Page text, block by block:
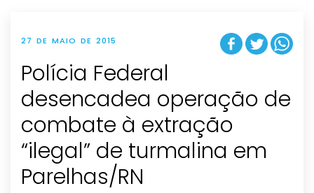
27 DE MAIO DE 2015
Polícia Federal
desencadea operação de
combate à extração
“ilegal” de turmalina em
Parelhas/RN